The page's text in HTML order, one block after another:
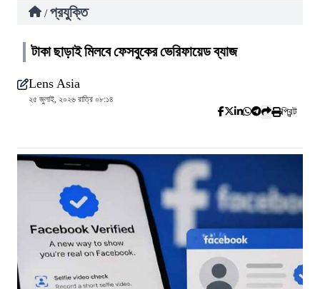
/ প্রযুক্তি
টাকা ছাড়াই মিলবে ফেসবুকের ভেরিফায়েড ব্যাজ
Lens Asia
২৫ জুলাই, ২০২৬ রাত্রি ০৮:১৪
প্রিন্ট